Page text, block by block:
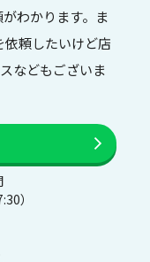
わかります。ま
頼したいけど店
などもございま
）